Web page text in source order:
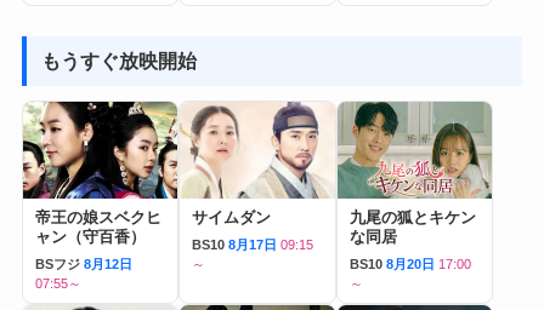
もうすぐ放映開始
帝王の娘スベクヒ
ャン（守百香）
BSフジ 8月12日
07:55～
サイムダン
BS10 8月17日 09:15
～
九尾の狐とキケン
な同居
BS10 8月20日 17:00
～